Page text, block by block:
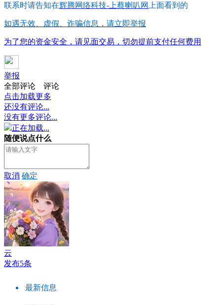
联系时请告知在辉腾网络科技-上蔡喇叭网 上面看到的
如遇无效、虚假、诈骗信息，请立即举报
为了您的资金安全，请见面交易，切勿提前支付任何费用
举报
全部评论
评论
点击加载更多
还没有评论...
没有更多评论...
正在加载...
随便说点什么
取消 确定
云
发布5条
最新信息